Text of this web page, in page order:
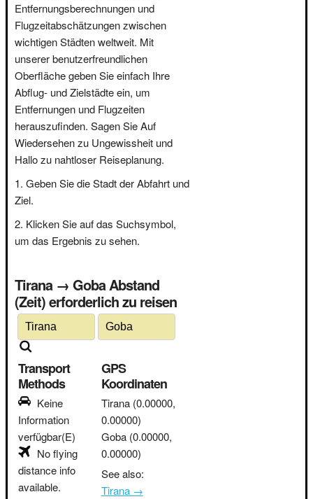
Entfernungsberechnungen und
Flugzeitabschätzungen zwischen
wichtigen Städten weltweit. Mit
unserer benutzerfreundlichen
Oberfläche geben Sie einfach Ihre
Abflug- und Zielstädte ein, um
Entfernungen und Flugzeiten
herauszufinden. Sagen Sie Auf
Wiedersehen zu Ungewissheit und
Hallo zu nahtloser Reiseplanung.
Geben Sie die Stadt der Abfahrt und
Ziel.
Klicken Sie auf das Suchsymbol,
um das Ergebnis zu sehen.
Tirana → Goba Abstand
(Zeit) erforderlich zu reisen
Transport
Methods
Keine
Information
verfügbar(E)
No flying
distance info
available.
GPS
Koordinaten
Tirana (0.00000,
0.00000)
Goba (0.00000,
0.00000)
See also:
Tirana →